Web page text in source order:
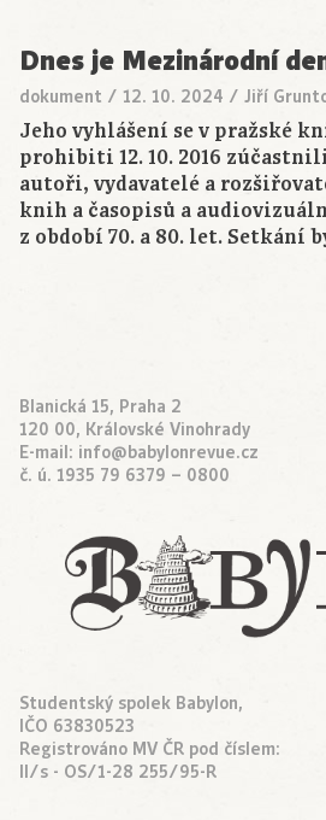
Dnes je Mezinárodní
dokument / 12. 10. 2024 / Jiří
Jeho vyhlášení se v pražské
prohibiti 12. 10. 2016
autoři, vydavatelé a
knih a časopisů a
z období 70. a 80. let. Setkání
Blanická 15, Praha 2
120 00, Královské Vinohrady
E-mail: info@babylonrevue.cz
č. ú. 1935 79 6379 – 0800
Studentský spolek Babylon,
IČO 63830523
Registrováno MV ČR pod číslem:
II/s - OS/1-28 255/95-R